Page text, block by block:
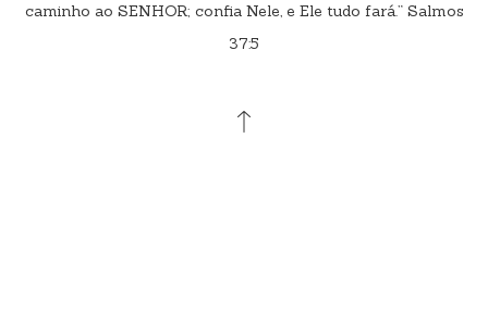
caminho ao SENHOR; confia Nele, e Ele tudo fará.” Salmos
37:5